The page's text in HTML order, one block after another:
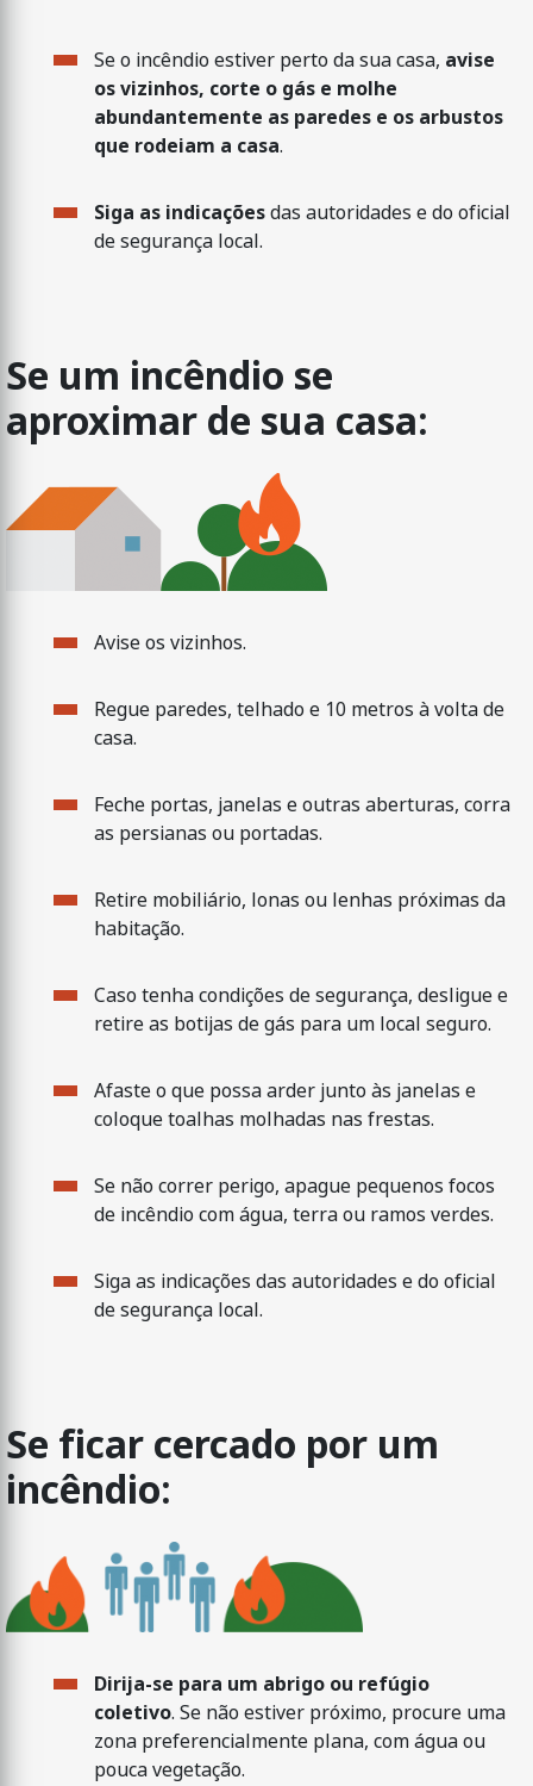
Se o incêndio estiver perto da sua casa, avise
os vizinhos, corte o gás e molhe
abundantemente as paredes e os arbustos
que rodeiam a casa.
Siga as indicaçõesdas autoridades e do oficial
de segurança local.
Se um incêndio se
aproximar de sua casa:
Avise os vizinhos.
Regue paredes, telhado e 10 metros à volta de
casa.
Feche portas, janelas e outras aberturas, corra
as persianas ou portadas.
Retire mobiliário, lonas ou lenhas próximas da
habitação.
Caso tenha condições de segurança, desligue e
retire as botijas de gás para um local seguro.
Afaste o que possa arder junto às janelas e
coloque toalhas molhadas nas frestas.
Se não correr perigo, apague pequenos focos
de incêndio com água, terra ou ramos verdes.
Siga as indicações das autoridades e do oficial
de segurança local.
Se ficar cercado por um
incêndio:
Dirija-se para um abrigo ou refúgio
coletivo. Se não estiver próximo, procure uma
zona preferencialmente plana, com água ou
pouca vegetação.